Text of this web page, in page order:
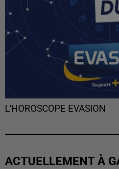
L'HOROSCOPE EVASION
ACTUELLEMENT À